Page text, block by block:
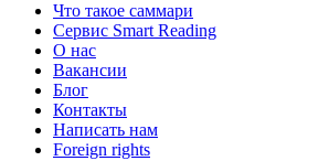
Что такое саммари
Сервис Smart Reading
О нас
Вакансии
Блог
Контакты
Написать нам
Foreign rights